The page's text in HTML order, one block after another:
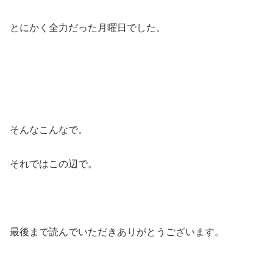
とにかく全力だった月曜日でした。
そんなこんなで。
それではこの辺で。
最後まで読んでいただきありがとうございます。